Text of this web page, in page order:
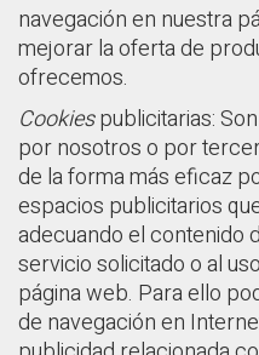
navegación en nuestra
mejorar la oferta de
ofrecemos.
Cookiespublicitarias:
por nosotros o por
de la forma más eficaz
espacios publicitarios
adecuando el contenido
servicio solicitado o al
página web. Para ello
de navegación en